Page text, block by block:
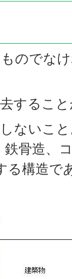
のでな
するこ
ないこ
鉄骨造、
る構造で